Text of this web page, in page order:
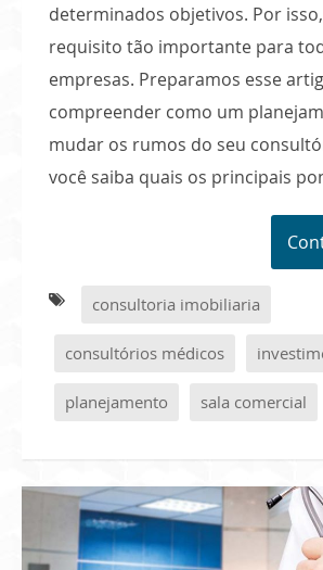
determinados objetivos. Por
requisito tão importante para
empresas. Preparamos esse
compreender como um
mudar os rumos do seu
você saiba quais os principais
consultoria imobiliaria
consultórios médicos
planejamento sala comercial